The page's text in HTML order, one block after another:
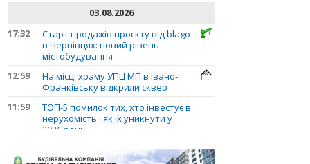
03.08.2026
17:32
Старт продажів проєкту від blago
в Чернівцях: новий рівень
містобудування
12:59
На місці храму УПЦ МП в Івано-
Франківську відкрили сквер
11:59
ТОП-5 помилок тих, хто інвестує в
нерухомість і як їх уникнути у
2026 році
Планування, перевірені досвідом